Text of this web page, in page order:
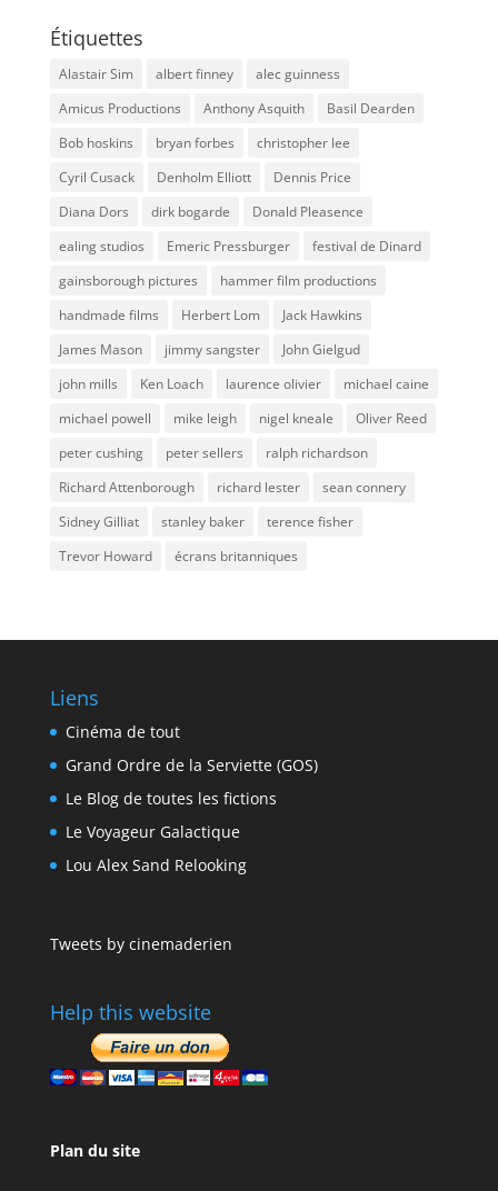
Étiquettes
Alastair Sim albert finney
alec guinness
Amicus Productions
Anthony Asquith
Basil Dearden
Bob hoskins
bryan forbes
christopher lee
Cyril Cusack
Denholm Elliott
Dennis Price
Diana Dors
dirk bogarde
Donald Pleasence
ealing studios
Emeric Pressburger
festival de Dinard
gainsborough pictures
hammer film productions
handmade films
Herbert Lom
Jack Hawkins
James Mason
jimmy sangster
John Gielgud
john mills
Ken Loach laurence olivier
michael caine
michael powell
mike leigh nigel kneale
Oliver Reed
peter cushing
peter sellers
ralph richardson
Richard Attenborough
richard lester
sean connery
Sidney Gilliat
stanley baker
terence fisher
Trevor Howard
écrans britanniques
Liens
Cinéma de tout
Grand Ordre de la Serviette (GOS)
Le Blog de toutes les fictions
Le Voyageur Galactique
Lou Alex Sand Relooking
Tweets by cinemaderien
Help this website
Plan du site